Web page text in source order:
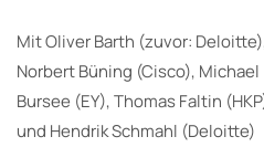
Mit Oliver Barth (zuvor:
Norbert Büning (Cisco), Michael
Bursee (EY), Thomas Faltin
und Hendrik Schmahl (Deloitte)